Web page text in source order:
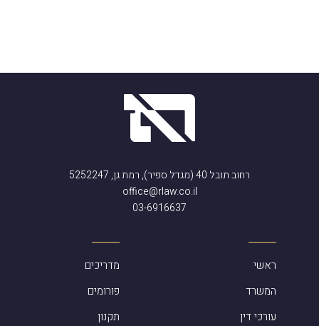
רחוב תובל 40 (מגדל ספיר), רמת גן, 5252247
office@rlaw.co.il
03-6916637
ראשי
המשרד
עורכי דין
מדריכים
פורומים
תקנון